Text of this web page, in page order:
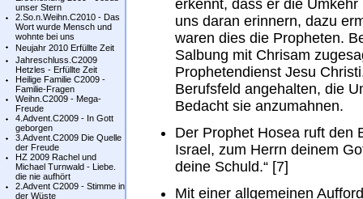
unser Stern
2.So.n.Weihn.C2010 - Das
Wort wurde Mensch und
wohnte bei uns
Neujahr 2010 Erfüllte Zeit
Jahreschluss.C2009
Hetzles - Erfüllte Zeit
Heilige Familie C2009 -
Familie-Fragen
Weihn.C2009 - Mega-
Freude
4.Advent.C2009 - In Gott
geborgen
3.Advent.C2009 Die Quelle
der Freude
HZ 2009 Rachel und
Michael Turnwald - Liebe.
die nie aufhört
2.Advent C2009 - Stimme in
der Wüste
erkennt, dass er die
uns daran erinnern, dazu
waren dies die Propheten.
Salbung mit Chrisam
Prophetendienst Jesu
Berufsfeld angehalten, die
Bedacht sie anzumahnen.
Der Prophet Hosea ruft den
Israel, zum Herrn deinem
deine Schuld.“ [7]
Mit einer allgemeinen